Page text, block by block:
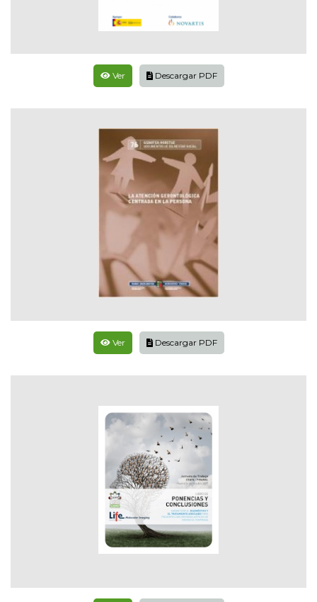
Ver Descargar PDF
Ver Descargar PDF